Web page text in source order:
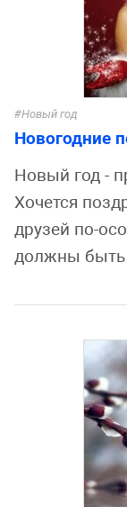
Новый год
Новогодние
Новый год -
Хочется
друзей по-
должны быть